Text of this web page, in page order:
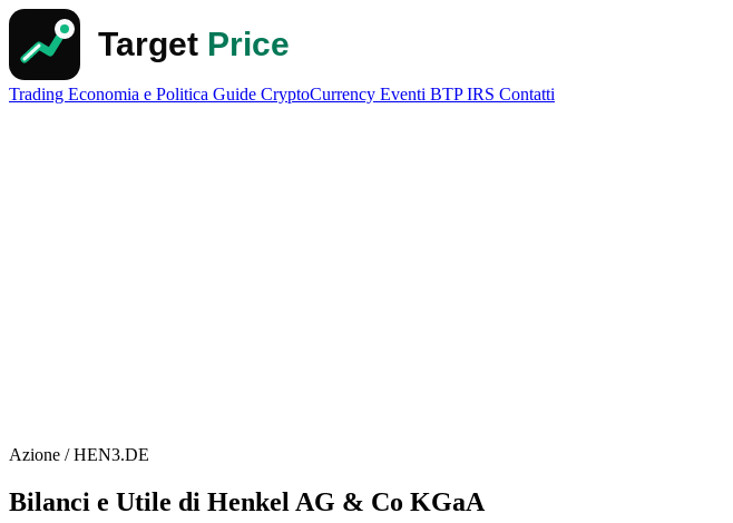
Trading Economia e Politica Guide CryptoCurrency Eventi BTPIRS Contatti
Azione / HEN3.DE
Bilanci e Utile di Henkel AG & Co KGaA